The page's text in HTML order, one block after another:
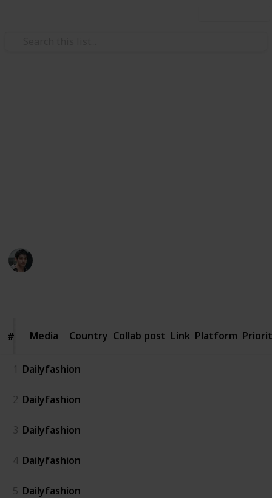
# Media
# Media Country Collab post Link Platform
1 Dailyfashion
2 Dailyfashion
3 Dailyfashion
4 Dailyfashion
5 Dailyfashion